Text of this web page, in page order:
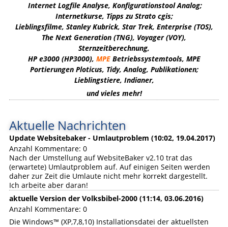
Internet Logfile Analyse, Konfigurationstool Analog;
Internetkurse, Tipps zu Strato cgis;
Lieblingsfilme, Stanley Kubrick, Star Trek, Enterprise (TOS),
The Next Generation (TNG), Voyager (VOY),
Sternzeitberechnung,
HP e3000 (HP3000), MPE Betriebssystemtools, MPE
Portierungen Ploticus, Tidy, Analog, Publikationen;
Lieblingstiere, Indianer,
und vieles mehr!
Aktuelle Nachrichten
Update Websitebaker - Umlautproblem (10:02, 19.04.2017)
Anzahl Kommentare: 0
Nach der Umstellung auf WebsiteBaker v2.10 trat das
(erwartete) Umlautproblem auf. Auf einigen Seiten werden
daher zur Zeit die Umlaute nicht mehr korrekt dargestellt.
Ich arbeite aber daran!
aktuelle Version der Volksbibel-2000 (11:14, 03.06.2016)
Anzahl Kommentare: 0
Die Windows™ (XP,7,8,10) Installationsdatei der aktuellsten